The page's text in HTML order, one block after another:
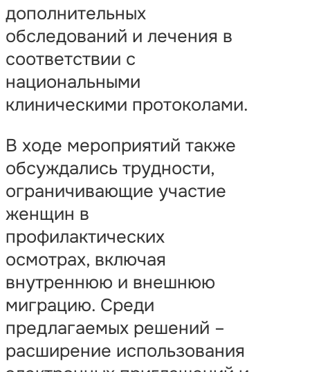
дополнительных
обследований и лечения в
соответствии с
национальными
клиническими протоколами.
В ходе мероприятий также
обсуждались трудности,
ограничивающие участие
женщин в
профилактических
осмотрах, включая
внутреннюю и внешнюю
миграцию. Среди
предлагаемых решений –
расширение использования